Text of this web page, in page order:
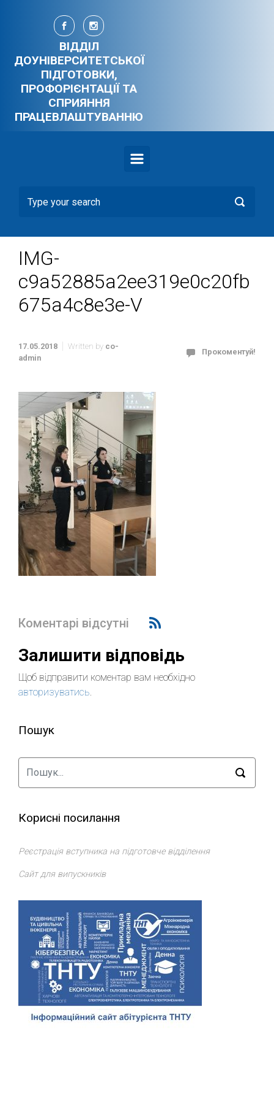
Skip to main content
ВІДДІЛ
ДОУНІВЕРСИТЕТСЬКОЇ
ПІДГОТОВКИ,
ПРОФОРІЄНТАЦІЇ ТА
СПРИЯННЯ
ПРАЦЕВЛАШТУВАННЮ
IMG-
c9a52885a2ee319e0c20fb
675a4c8e3e-V
17.05.2018 Written by co-
admin
Прокоментуй!
Коментарі відсутні
Залишити відповідь
Щоб відправити коментар вам необхідно
авторизуватись.
Пошук
Корисні посилання
Реєстрація вступника на підготовче відділення
Сайт для випускників
Відділ доуніверситетської підготовки, профорієнтації та